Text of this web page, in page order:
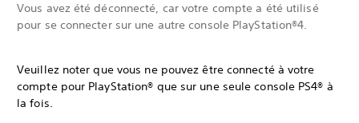
Vous avez été déconnecté, car votre compte a été utilisé
pour se connecter sur une autre console PlayStation®4.
Veuillez noter que vous ne pouvez être connecté à votre
compte pour PlayStation® que sur une seule console PS4® à
la fois.